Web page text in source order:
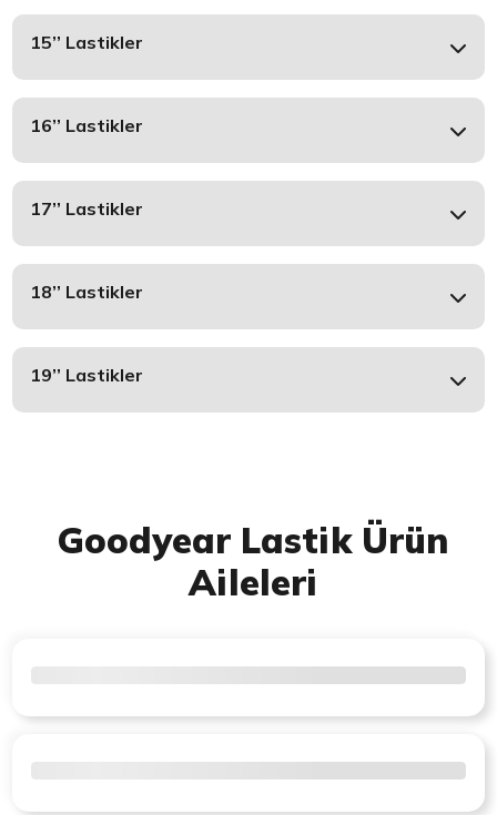
15’’ Lastikler
16’’ Lastikler
17’’ Lastikler
18’’ Lastikler
19’’ Lastikler
Goodyear Lastik Ürün
Aileleri